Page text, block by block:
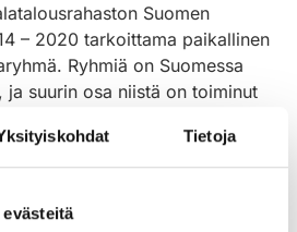
Tietoja
Suomen
– 2020 tarkoittama paikallinen
Ryhmiä on Suomessa
ja suurin osa niistä on toiminut
uusia.
kehittämistä